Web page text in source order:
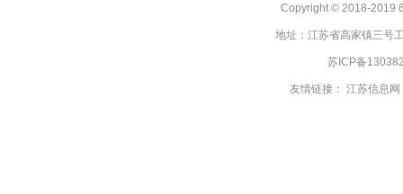
Copyright © 2018-2019
地址：江苏省高家镇三号
苏ICP备
友情链接： 江苏信息网